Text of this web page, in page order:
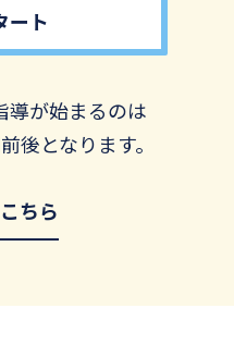
ート
導が始まるのは
後となります。
ちら